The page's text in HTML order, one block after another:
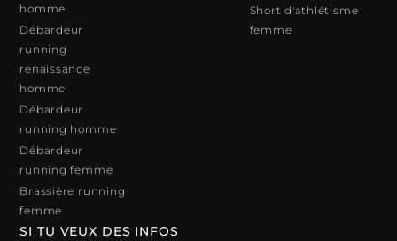
homme
Débardeur
running
renaissance
homme
Débardeur
running homme
Débardeur
running femme
Brassière running
femme
Short d'athlétisme
femme
SI TU VEUX DES INFOS